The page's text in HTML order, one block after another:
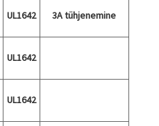
UL1642 3A tühjenemine
UL1642
UL1642